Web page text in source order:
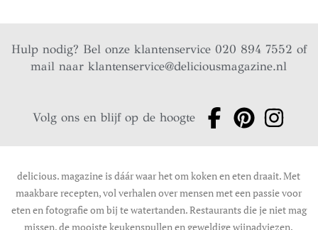
Hulp nodig? Bel onze klantenservice 020 894 7552 of
mail naarklantenservice@deliciousmagazine.nl
Volg ons en blijf op de hoogte
delicious. magazine is dáár waar het om koken en eten draait. Met
maakbare recepten, vol verhalen over mensen met een passie voor
eten en fotografie om bij te watertanden. Restaurants die je niet mag
missen, de mooiste keukenspullen en geweldige wijnadviezen.